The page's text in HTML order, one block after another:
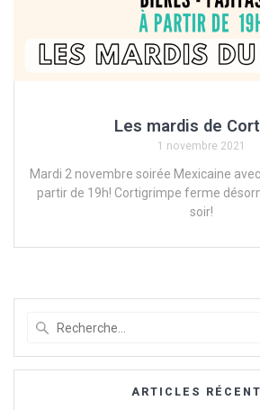
Les mardis de
1 novembre 2021
Mardi 2 novembre soirée Mexicaine
partir de 19h! Cortigrimpe ferme
soir!
:
ARTICLES